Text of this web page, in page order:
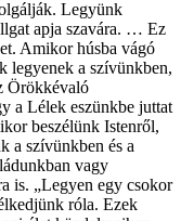
Legyünk
apja szavára. … Ez
Amikor húsba vágó
legyenek a szívünkben,
Örökkévaló
a Lélek eszünkbe juttat
beszélünk Istenről,
a szívünkben és a
vagy
is. „Legyen egy csokor
róla. Ezek